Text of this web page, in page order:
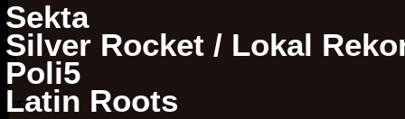
Sekta
Silver Rocket / Lokal
Poli5
Latin Roots